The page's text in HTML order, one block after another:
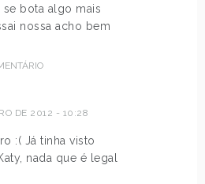
bota algo mais
nossa acho bem
DE 2012 - 10:28
:( Já tinha visto
nada que é legal